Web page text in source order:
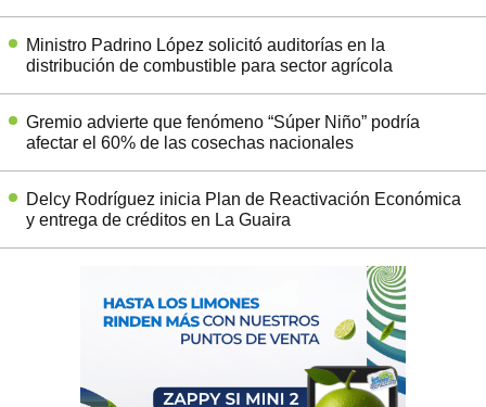
Ministro Padrino López solicitó auditorías en la
distribución de combustible para sector agrícola
Gremio advierte que fenómeno “Súper Niño” podría
afectar el 60% de las cosechas nacionales
Delcy Rodríguez inicia Plan de Reactivación Económica
y entrega de créditos en La Guaira